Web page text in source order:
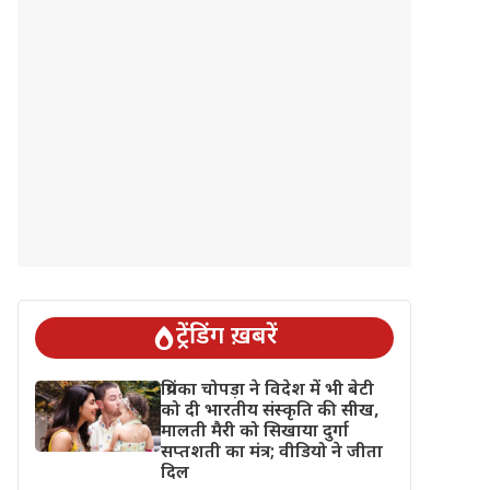
ट्रेंडिंग ख़बरें
प्रियंका चोपड़ा ने विदेश में भी बेटी
को दी भारतीय संस्कृति की सीख,
मालती मैरी को सिखाया दुर्गा
सप्तशती का मंत्र; वीडियो ने जीता
दिल